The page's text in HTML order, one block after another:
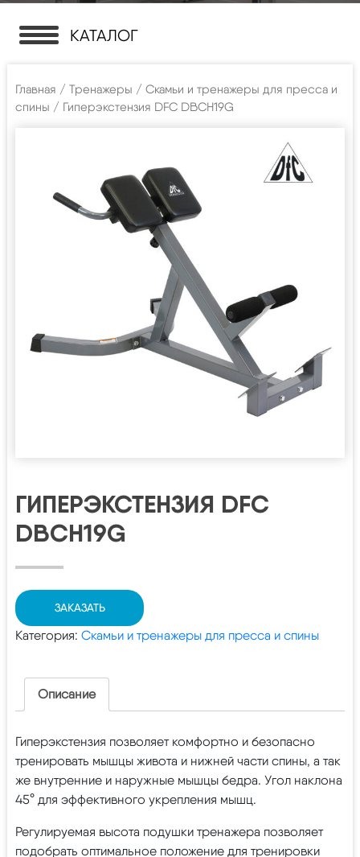
КАТАЛОГ
Главная / Тренажеры / Скамьи и тренажеры для пресса и
спины / Гиперэкстензия DFC DBCH19G
ГИПЕРЭКСТЕНЗИЯ DFC
DBCH19G
ЗАКАЗАТЬ
Категория: Скамьи и тренажеры для пресса и спины
Описание
Гиперэкстензия позволяет комфортно и безопасно
тренировать мышцы живота и нижней части спины, а так
же внутренние и наружные мышцы бедра. Угол наклона
45° для эффективного укрепления мышц.
Регулируемая высота подушки тренажера позволяет
подобрать оптимальное положение для тренировки